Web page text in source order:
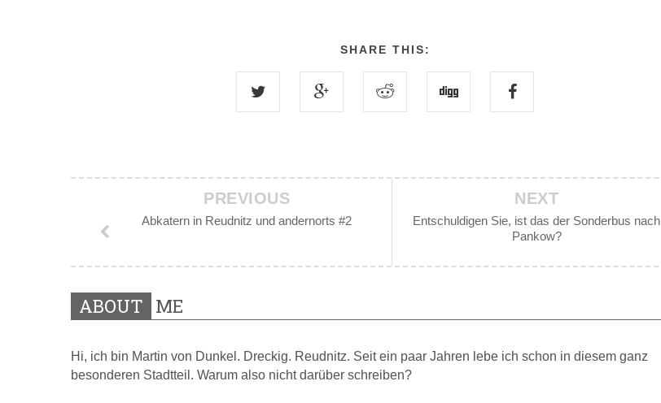
SHARE THIS:
NEXT
Entschuldigen Sie, ist das der Sonderbus nach
Pankow?
PREVIOUS
Abkatern in Reudnitz und andernorts #2
ABOUT ME
Hi, ich bin Martin von Dunkel. Dreckig. Reudnitz. Seit ein paar Jahren lebe ich schon in diesem ganz
besonderen Stadtteil. Warum also nicht darüber schreiben?